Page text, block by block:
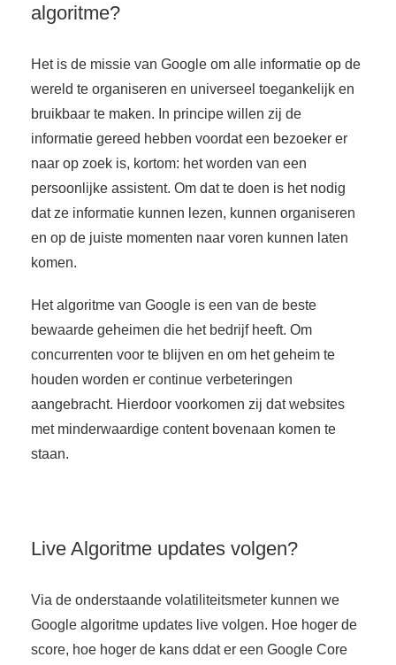
algoritme?
Het is de missie van Google om alle informatie op de
wereld te organiseren en universeel toegankelijk en
bruikbaar te maken. In principe willen zij de
informatie gereed hebben voordat een bezoeker er
naar op zoek is, kortom: het worden van een
persoonlijke assistent. Om dat te doen is het nodig
dat ze informatie kunnen lezen, kunnen organiseren
en op de juiste momenten naar voren kunnen laten
komen.
Het algoritme van Google is een van de beste
bewaarde geheimen die het bedrijf heeft. Om
concurrenten voor te blijven en om het geheim te
houden worden er continue verbeteringen
aangebracht. Hierdoor voorkomen zij dat websites
met minderwaardige content bovenaan komen te
staan.
Live Algoritme updates volgen?
Via de onderstaande volatiliteitsmeter kunnen we
Google algoritme updates live volgen. Hoe hoger de
score, hoe hoger de kans ddat er een Google Core